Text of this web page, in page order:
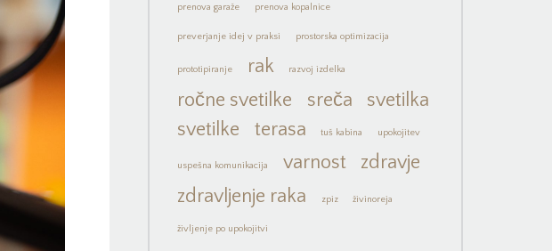
prenova garaže prenova kopalnice
preverjanje idej v praksi prostorska optimizacija
prototipiranje rak razvoj izdelka
ročne svetilke sreča
svetilka
svetilke
terasa tuš kabina upokojitev
uspešna komunikacija varnost
zdravje
zdravljenje raka
zpiz živinoreja
življenje po upokojitvi